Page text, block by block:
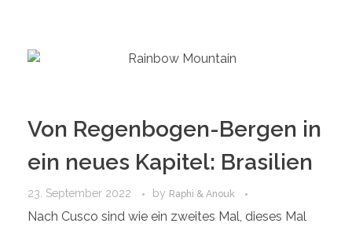
Von Regenbogen-Bergen in
ein neues Kapitel: Brasilien
23. September 2022 by Raphi & Anouk
Nach Cusco sind wie ein zweites Mal, dieses Mal